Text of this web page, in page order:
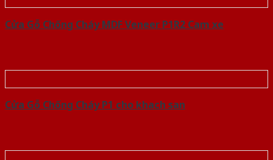
Cửa Gỗ Chống Cháy MDF Veneer P1R2 Cam xe
Cửa Gỗ Chống Cháy P1 cho khach san